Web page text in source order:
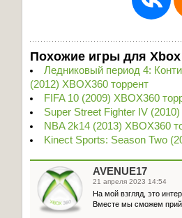
Похожие игры для Xbox
Ледниковый период 4:
(2012) XBOX360 торрент
FIFA 10 (2009) XBOX360
Super Street Fighter IV
NBA 2k14 (2013) XBOX360
Kinect Sports: Season Two
AVENUE17
21 апреля 2023 14:54
На мой взгляд, это
Вместе мы сможем